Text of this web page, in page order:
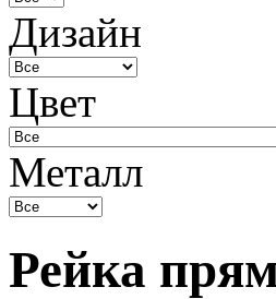
Дизайн
Цвет
Металл
Рейка